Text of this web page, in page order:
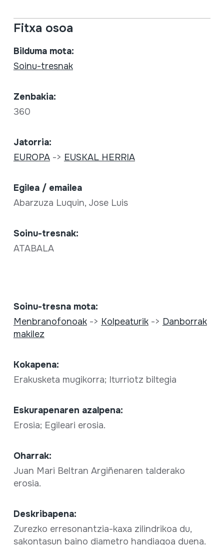
Fitxa osoa
Bilduma mota:
Soinu-tresnak
Zenbakia:
360
Jatorria:
EUROPA-> EUSKAL HERRIA
Egilea / emailea
Abarzuza Luquin, Jose Luis
Soinu-tresnak:
ATABALA
Soinu-tresna mota:
Menbranofonoak-> Kolpeaturik-> Danborrak
makilez
Kokapena:
Erakusketa mugikorra; Iturriotz biltegia
Eskurapenaren azalpena:
Erosia; Egileari erosia.
Oharrak:
Juan Mari Beltran Argiñenaren talderako
erosia.
Deskribapena:
Zurezko erresonantzia-kaxa zilindrikoa du,
sakontasun baino diametro handiagoa duena.